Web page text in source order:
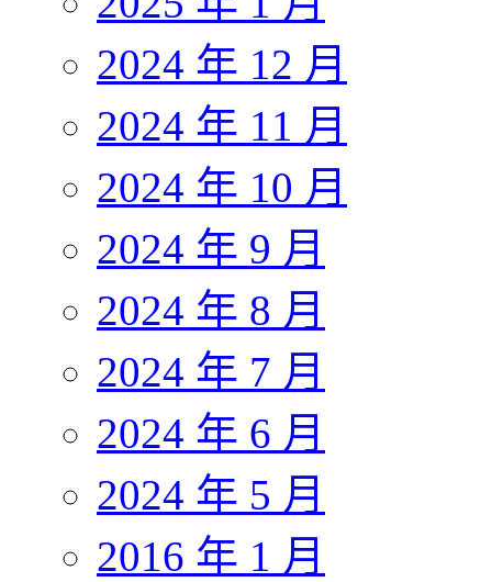
2024 年 12 月
2024 年 11 月
2024 年 10 月
2024 年 9 月
2024 年 8 月
2024 年 7 月
2024 年 6 月
2024 年 5 月
2016 年 1 月